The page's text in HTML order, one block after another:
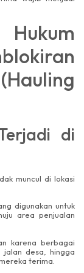
di
muncul di lokasi
digunakan untuk
area penjualan
karena berbagai
jalan desa, hingga
terima.